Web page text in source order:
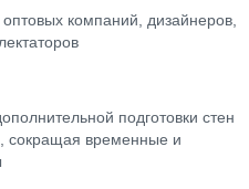
компаний, дизайнеров,
подготовки стен
сокращая временные и